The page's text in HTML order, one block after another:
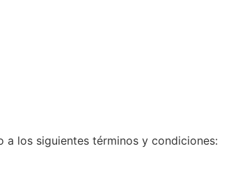
los siguientes términos y condiciones: